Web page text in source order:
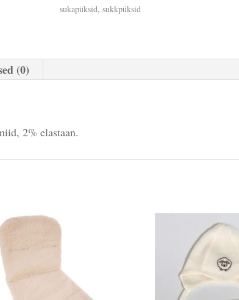
sukapüksid,sukkpüksid
(0)
2% elastaan.